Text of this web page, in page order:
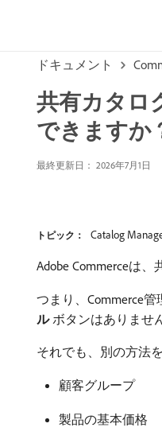
ドキュメント
共有カタロ
できますか
最終更新日： 2026年7月1日
トピック： Catalog
Adobe Commerceは
つまり、Commerce
ルボタンはありませ
それでも、別の方法
顧客グループ
製品の基本価格